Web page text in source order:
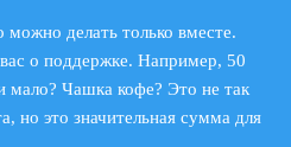
делать только вместе.
о поддержке. Например, 50
мало? Чашка кофе? Это не так
но это значительная сумма для